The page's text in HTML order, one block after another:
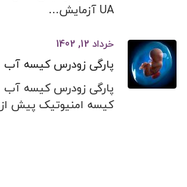
UA آزمایش…
خرداد 12, 1402
پارگی زودرس کیسه آب
پارگی زودرس کیسه
کیسه امنیوتیک پیش